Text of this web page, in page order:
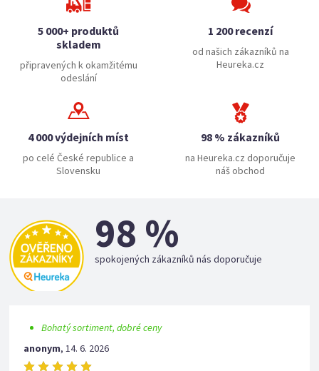
5 000+ produktů
skladem
připravených k okamžitému
odeslání
1 200 recenzí
od našich zákazníků na
Heureka.cz
4 000 výdejních míst
po celé České republice a
Slovensku
98 % zákazníků
na Heureka.cz doporučuje
náš obchod
98 %
spokojených zákazníků nás doporučuje
Bohatý sortiment, dobré ceny
anonym,14. 6. 2026